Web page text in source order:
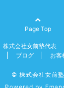
Page Top
株式会社女前塾代表
ブログ お客
© 株式会社女前塾